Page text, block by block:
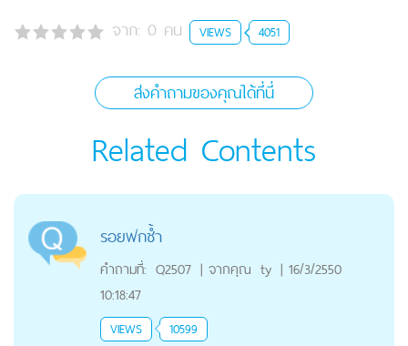
จาก: 0 คน VIEWS 4051
ส่งคำถามของคุณได้ที่นี่
Related Contents
รอยฟกช้ำ
คำถามที่: Q2507 | จากคุณ ty | 16/3/2550
10:18:47
VIEWS 10599